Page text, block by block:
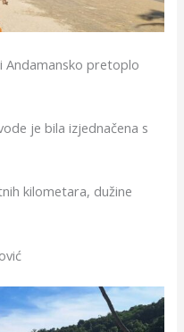
Andamansko pretoplo
je bila izjednačena s
kilometara, dužine